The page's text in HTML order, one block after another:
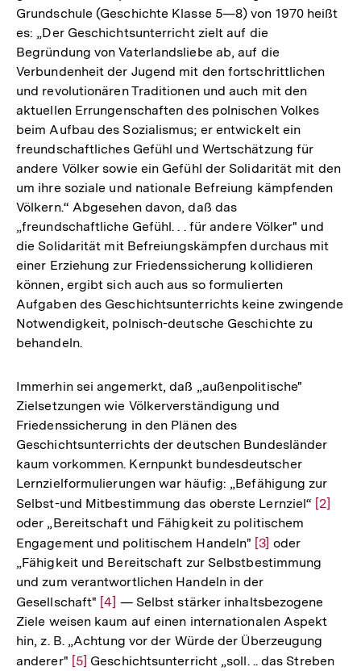
Grundschule (Geschichte Klasse 5—8) von 1970 heißt
es: „Der Geschichtsunterricht zielt auf die
Begründung von Vaterlandsliebe ab, auf die
Verbundenheit der Jugend mit den fortschrittlichen
und revolutionären Traditionen und auch mit den
aktuellen Errungenschaften des polnischen Volkes
beim Aufbau des Sozialismus; er entwickelt ein
freundschaftliches Gefühl und Wertschätzung für
andere Völker sowie ein Gefühl der Solidarität mit den
um ihre soziale und nationale Befreiung kämpfenden
Völkern.“ Abgesehen davon, daß das
„freundschaftliche Gefühl. . . für andere Völker" und
die Solidarität mit Befreiungskämpfen durchaus mit
einer Erziehung zur Friedenssicherung kollidieren
können, ergibt sich auch aus so formulierten
Aufgaben des Geschichtsunterrichts keine zwingende
Notwendigkeit, polnisch-deutsche Geschichte zu
behandeln.
Immerhin sei angemerkt, daß „außenpolitische"
Zielsetzungen wie Völkerverständigung und
Friedenssicherung in den Plänen des
Geschichtsunterrichts der deutschen Bundesländer
kaum vorkommen. Kernpunkt bundesdeutscher
Lernzielformulierungen war häufig: „Befähigung zur
Selbst-und Mitbestimmung das oberste Lernziel“ Zur
[2]
oder „Bereitschaft und Fähigkeit zu politischem
Engagement und politischem Handeln" Zur
Auflösung
der
Fußnote
[3] oder
„Fähigkeit und Bereitschaft zur Selbstbestimmung
und zum verantwortlichen Handeln in der
Gesellschaft" Zur
Auflösung
der
Fußnote
[4] — Selbst stärker inhaltsbezogene
Ziele weisen kaum auf einen internationalen Aspekt
hin, z. B. „Achtung vor der Würde der Überzeugung
anderer" Zur
[5] Geschichtsunterricht „soll. .. das Streben